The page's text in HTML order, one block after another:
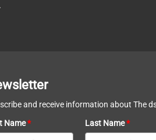
and receive information about The
Name* Last Name*